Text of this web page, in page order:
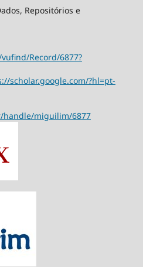
Repositórios e
Record/6877?
scholar.google.com/?hl=pt-
miguilim/6877